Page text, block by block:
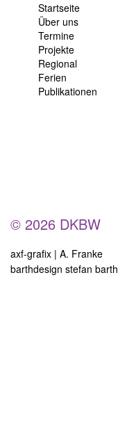
Startseite
Über uns
Termine
Projekte
Regional
Ferien
Publikationen
© 2026 DKBW
axf-grafix | A. Franke
barthdesign stefan barth